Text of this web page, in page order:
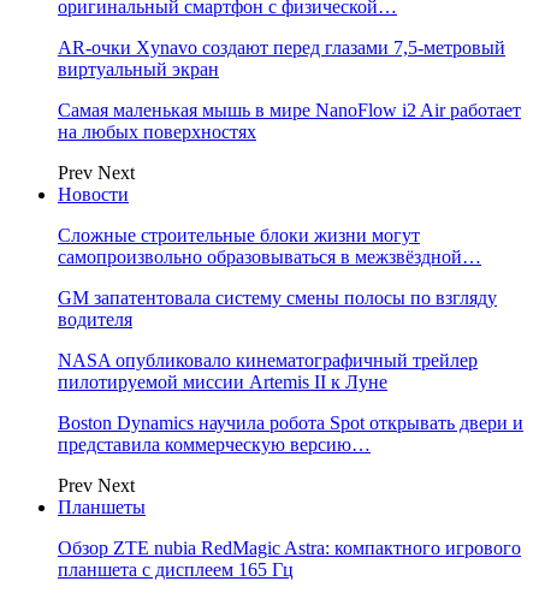
оригинальный смартфон с физической…
AR-очки Xynavo создают перед глазами 7,5-метровый
виртуальный экран
Самая маленькая мышь в мире NanoFlow i2 Air работает
на любых поверхностях
Prev Next
Новости
Сложные строительные блоки жизни могут
самопроизвольно образовываться в межзвёздной…
GM запатентовала систему смены полосы по взгляду
водителя
NASA опубликовало кинематографичный трейлер
пилотируемой миссии Artemis II к Луне
Boston Dynamics научила робота Spot открывать двери и
представила коммерческую версию…
Prev Next
Планшеты
Обзор ZTE nubia RedMagic Astra: компактного игрового
планшета с дисплеем 165 Гц